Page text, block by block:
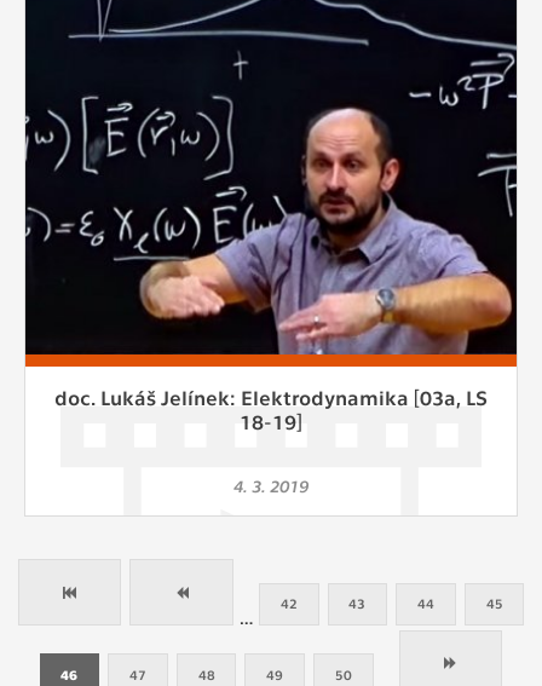
doc. Lukáš Jelínek: Elektrodynamika [03a, LS
18-19]
4. 3. 2019
…
42 43 44 45
46 47 48 49 50